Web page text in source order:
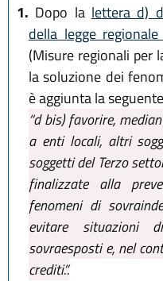
1. Dopo la lettera d)
della legge
(Misure regionali per
la soluzione dei
è aggiunta la
“d bis) favorire,
a enti locali, altri
soggetti del Terzo
finalizzate alla
fenomeni di
evitare situazioni
sovraesposti e, nel
crediti.”.